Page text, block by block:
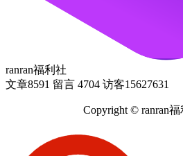
ranran福利社
文章8591 留言 4704 访客15627631
Copyright © ranran福